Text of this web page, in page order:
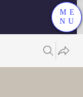
ME
NU